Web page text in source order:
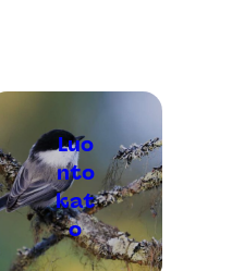
Luo
nto
kat
o